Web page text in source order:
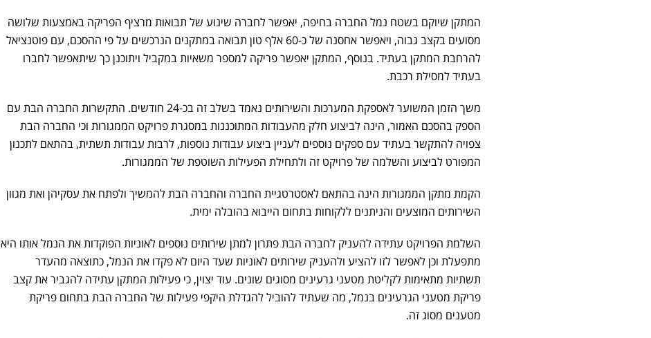
המתקן שיוקם בשטח נמל החברה בחיפה, יאפשר לחברה שינוע של תבואות מרציף הפריקה באמצעות שלושה
מסועים בקצב גבוה, ויאפשר אחסנה של כ-60 אלף טון תבואה במתקנים הנרכשים על פי ההסכם, עם פוטנציאל
להרחבת המתקן בעתיד. בנוסף, המתקן יאפשר פריקה למספר משאיות במקביל ויתוכנן כך שיתאפשר לחברו
בעתיד למסילת רכבת.
משך הזמן המשוער לאספקת המערכות והשירותים נאמד בשלב זה בכ-24 חודשים. התקשרות החברה הבת עם
הספק בהסכם האמור, הינה לביצוע חלק מהעבודות המתוכננות במסגרת פרויקט הממגורות וכי החברה הבת
צפויה להתקשר בעתיד עם ספקים נוספים לעניין ביצוע עבודות נוספות, לרבות עבודות תשתית, בהתאם לתכנון
המפורט לביצוע והשלמה של פרויקט זה ולתחילת הפעילות השוטפת של הממגורות.
הקמת מתקן הממגורות הינה בהתאם לאסטרטגיית החברה והחברה הבת להמשיך ולפתח את עסקיהן ואת מגוון
השירותים המוצעים והניתנים ללקוחות בתחום הייבוא בהובלה ימית.
השלמת הפרויקט עתידה להעניק לחברה הבת פתרון למתן שירותים נוספים לאוניות הפוקדות את הנמל אותו היא
מתפעלת וכן לאפשר לזו להציע ולהעניק שירותים לאוניות שעד היום לא פקדו את הנמל, כתוצאה מהעדר
תשתיות מתאימות לקליטת מטעני גרעינים מסוגים שונים. עוד יצוין, כי פעילות המתקן עתידה להגביר את קצב
פריקת מטעני הגרעינים בנמל, מה שעתיד להוביל להגדלת היקפי פעילות של החברה הבת בתחום פריקת
מטענים מסוג זה.